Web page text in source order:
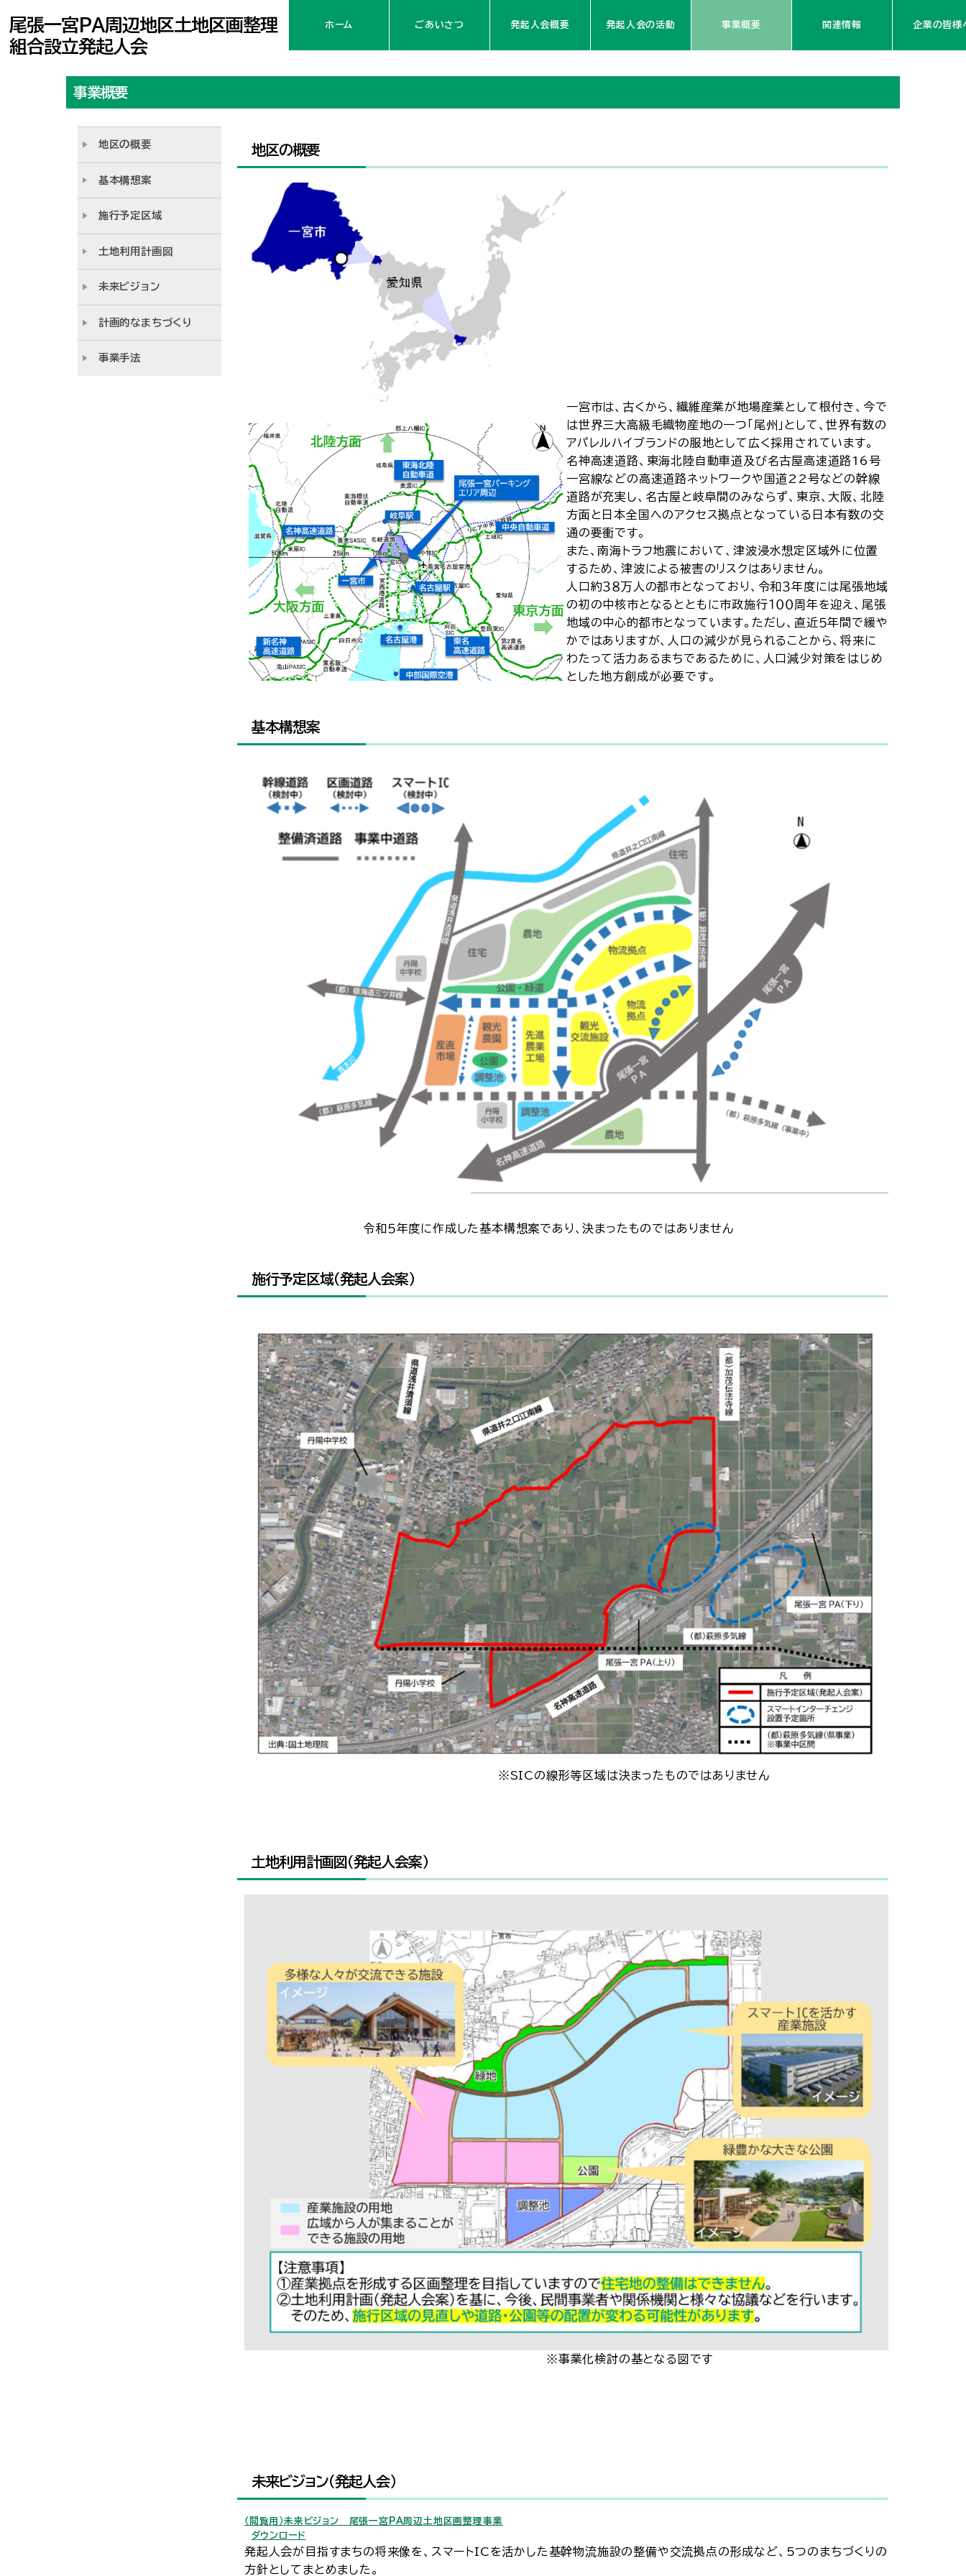
尾張一宮PA周辺地区土地区画整理
組合設立発起人会
ホーム ごあいさつ 発起人会概要 発起人会の活動 事業概要 関連情報 企業の皆様
事業概要
地区の概要
基本構想案
施行予定区域
土地利用計画図
未来ビジョン
計画的なまちづくり
事業手法
地区の概要
一宮市は、古くから、繊維産業が地場産業として根付き、今で
は世界三大高級毛織物産地の一つ「尾州」として、世界有数の
アパレルハイブランドの服地として広く採用されています。
名神高速道路、東海北陸自動車道及び名古屋高速道路16号
一宮線などの高速道路ネットワークや国道22号などの幹線
道路が充実し、名古屋と岐阜間のみならず、東京、大阪、北陸
方面と日本全国へのアクセス拠点となっている日本有数の交
通の要衝です。
また、南海トラフ地震において、津波浸水想定区域外に位置
するため、津波による被害のリスクはありません。
人口約３８万人の都市となっており、令和３年度には尾張地域
の初の中核市となるとともに市政施行１００周年を迎え、尾張
地域の中心的都市となっています。ただし、直近５年間で緩や
かではありますが、人口の減少が見られることから、将来に
わたって活力あるまちであるために、人口減少対策をはじめ
とした地方創成が必要です。
基本構想案
令和５年度に作成した基本構想案であり、決まったものではありません
施行予定区域（発起人会案）
※SICの線形等区域は決まったものではありません
土地利用計画図（発起人会案）
※事業化検討の基となる図です
未来ビジョン（発起人会）
（閲覧用）未来ビジョン 尾張一宮PA周辺土地区画整理事業
ダウンロード
発起人会が目指すまちの将来像を、スマートICを活かした基幹物流施設の整備や交流拠点の形成など、5つのまちづくりの
方針としてまとめました。